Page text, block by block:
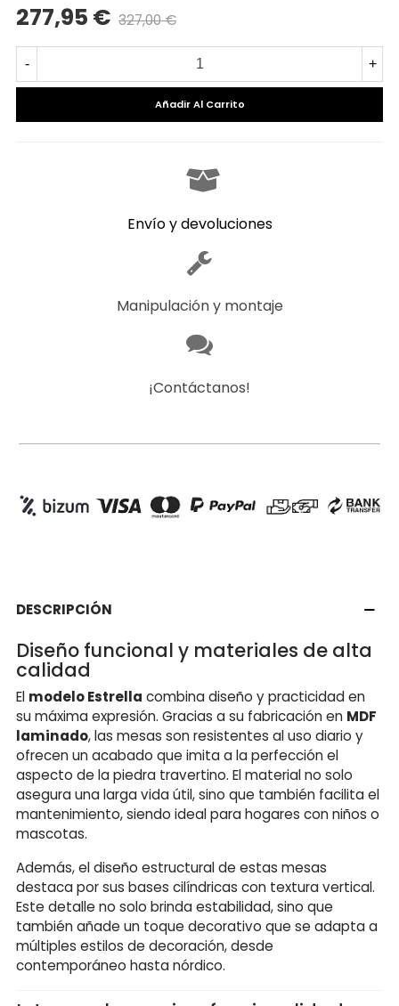
277,95 € 327,00 €
- +
Añadir Al Carrito
Envío y devoluciones
Manipulación y montaje
¡Contáctanos!
DESCRIPCIÓN
Diseño funcional y materiales de alta
calidad
El modelo Estrella combina diseño y practicidad en
su máxima expresión. Gracias a su fabricación en MDF
laminado, las mesas son resistentes al uso diario y
ofrecen un acabado que imita a la perfección el
aspecto de la piedra travertino. El material no solo
asegura una larga vida útil, sino que también facilita el
mantenimiento, siendo ideal para hogares con niños o
mascotas.
Además, el diseño estructural de estas mesas
destaca por sus bases cilíndricas con textura vertical.
Este detalle no solo brinda estabilidad, sino que
también añade un toque decorativo que se adapta a
múltiples estilos de decoración, desde
contemporáneo hasta nórdico.